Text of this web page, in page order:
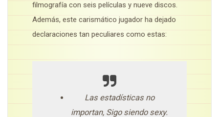
filmografía con seis películas y nueve discos.
Además, este carismático jugador ha dejado
declaraciones tan peculiares como estas:
Las estadísticas no
importan, Sigo siendo sexy.